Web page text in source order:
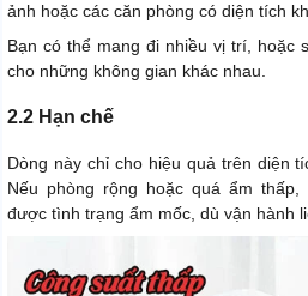
ảnh hoặc các căn phòng có diện tích
Bạn có thể mang đi nhiều vị trí, hoặc
cho những không gian khác nhau.
2.2 Hạn chế
Dòng này chỉ cho hiệu quả trên diện
Nếu phòng rộng hoặc quá ẩm
được tình trạng ẩm mốc, dù vận hành